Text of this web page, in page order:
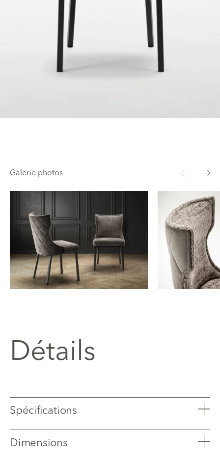
Galerie photos
Détails
Spécifications
Dimensions